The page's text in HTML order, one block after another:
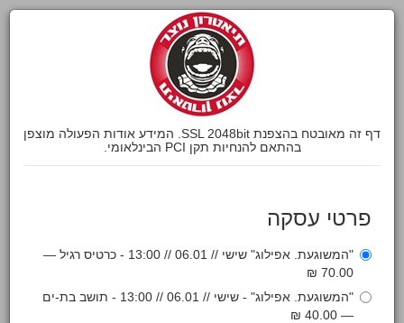
דף זה מאובטח בהצפנת SSL 2048bit. המידע אודות הפעולה מוצפן
בהתאם להנחיות תקן PCI הבינלאומי.
פרטי עסקה
"המשוגעת. אפילוג" שישי // 06.01 // 13:00 - כרטיס רגיל —
70.00 ₪
"המשוגעת. אפילוג" - שישי // 06.01 // 13:00 - תושב בת-ים
— 40.00 ₪